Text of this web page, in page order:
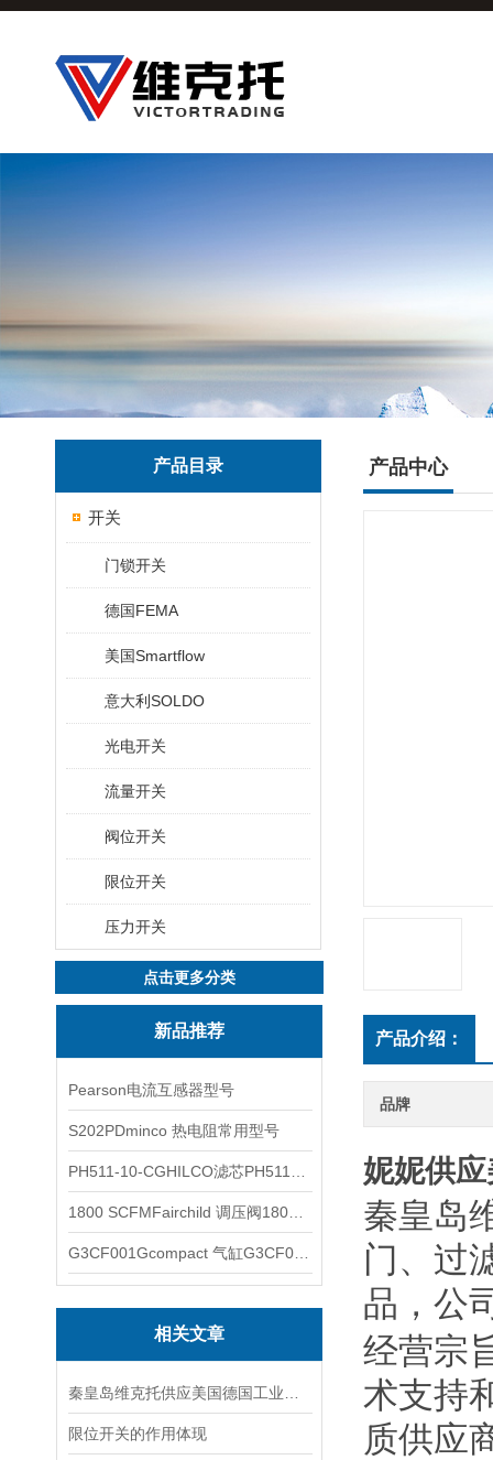
产品目录
开关
门锁开关
德国FEMA
美国Smartflow
意大利SOLDO
光电开关
流量开关
阀位开关
限位开关
压力开关
点击更多分类
新品推荐
Pearson电流互感器型号
S202PDminco 热电阻常用型号
相关文章
限位开关的作用体现
产品中心
产品介绍：
品牌
妮妮供
秦皇岛
门、过
品，公
经营宗
术支持
质供应